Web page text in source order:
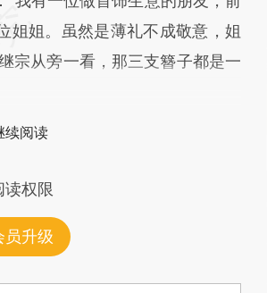
姐姐。虽然是薄礼不成敬意，姐
宗从旁一看，那三支簪子都是一
续阅读
权限
员升级